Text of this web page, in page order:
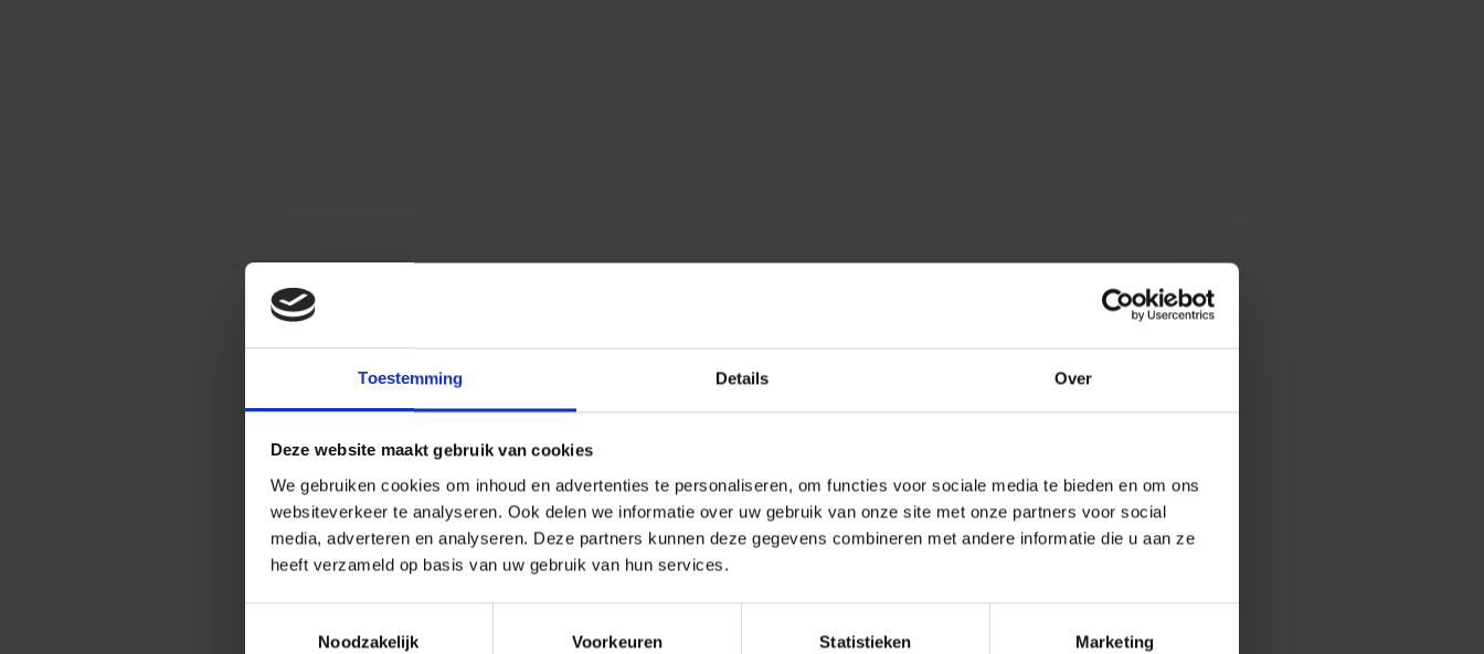
Toestemming Details Over
Deze website maakt gebruik van cookies
We gebruiken cookies om inhoud en advertenties te personaliseren, om functies voor sociale media te bieden en om ons
websiteverkeer te analyseren. Ook delen we informatie over uw gebruik van onze site met onze partners voor social
media, adverteren en analyseren. Deze partners kunnen deze gegevens combineren met andere informatie die u aan ze
heeft verzameld op basis van uw gebruik van hun services.
Noodzakelijk
Voorkeuren Statistieken Marketing